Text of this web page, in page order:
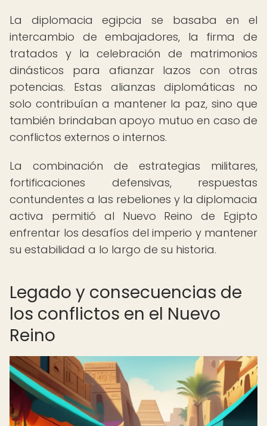
La diplomacia egipcia se basaba en el
intercambio de embajadores, la firma de
tratados y la celebración de matrimonios
dinásticos para afianzar lazos con otras
potencias. Estas alianzas diplomáticas no
solo contribuían a mantener la paz, sino que
también brindaban apoyo mutuo en caso de
conflictos externos o internos.
La combinación de estrategias militares,
fortificaciones defensivas, respuestas
contundentes a las rebeliones y la diplomacia
activa permitió al Nuevo Reino de Egipto
enfrentar los desafíos del imperio y mantener
su estabilidad a lo largo de su historia.
Legado y consecuencias de
los conflictos en el Nuevo
Reino